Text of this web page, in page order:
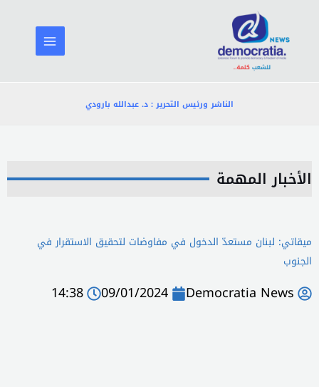
المحتوى
الناشر ورئيس التحرير : د. عبدالله بارودي
الأخبار المهمة
ميقاتي: لبنان مستعدّ الدخول في مفاوضات لتحقيق الاستقرار في
الجنوب
Democratia News
09/01/2024
14:38